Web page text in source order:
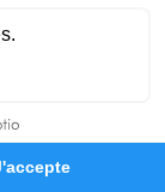
hommage